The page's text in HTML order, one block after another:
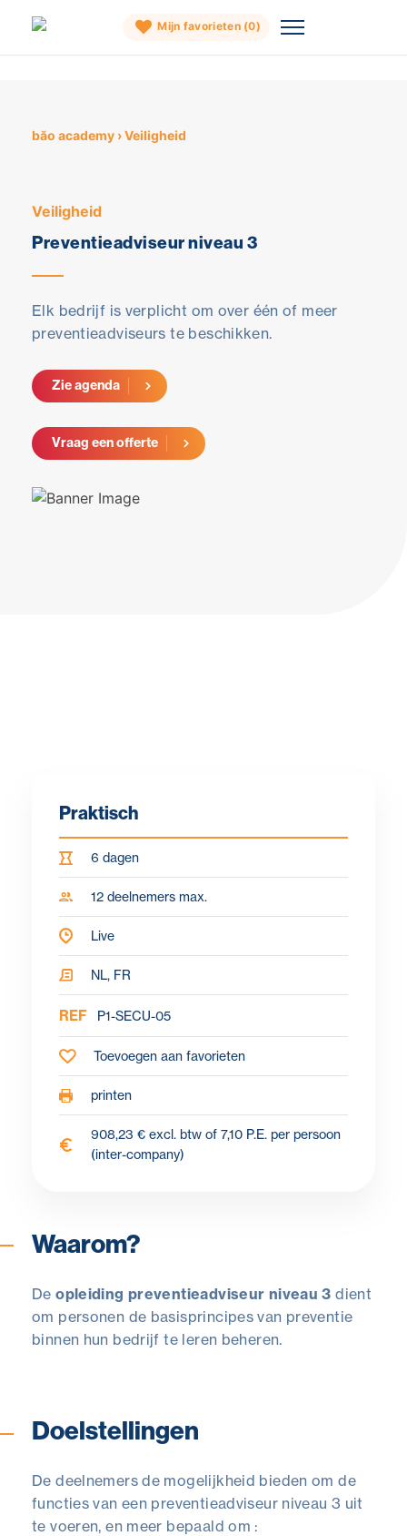
content
Mijn favorieten (0)
băo academy ›Veiligheid
Veiligheid
Preventieadviseur niveau 3
Elk bedrijf is verplicht om over één of meer
preventieadviseurs te beschikken.
Zie agenda
Vraag een offerte
Praktisch
6 dagen
12 deelnemers max.
Live
NL, FR
REF P1-SECU-05
Toevoegen aan favorieten
printen
908,23 € excl. btw of 7,10 P.E. per persoon
(inter-company)
Waarom? Doelstellingen
Waarom?
Deopleiding preventieadviseur niveau 3 dient
om personen de basisprincipes van preventie
binnen hun bedrijf te leren beheren.
Doelstellingen
De deelnemers de mogelijkheid bieden om de
functies van een preventieadviseur niveau 3 uit
te voeren, en meer bepaald om :